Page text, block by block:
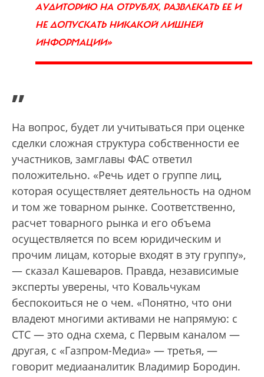
АУДИТОРИЮ НА ОТРУБЯХ, РАЗВЛЕКАТЬ ЕЕ И
НЕ ДОПУСКАТЬ НИКАКОЙ ЛИШНЕЙ
ИНФОРМАЦИИ»
”
На вопрос, будет ли учитываться при оценке
сделки сложная структура собственности ее
участников, замглавы ФАС ответил
положительно. «Речь идет о группе лиц,
которая осуществляет деятельность на одном
и том же товарном рынке. Соответственно,
расчет товарного рынка и его объема
осуществляется по всем юридическим и
прочим лицам, которые входят в эту группу»,
— сказал Кашеваров. Правда, независимые
эксперты уверены, что Ковальчукам
беспокоиться не о чем. «Понятно, что они
владеют многими активами не напрямую: с
СТС — это одна схема, с Первым каналом —
другая, с «Газпром-Медиа» — третья, —
говорит медиааналитик Владимир Бородин.